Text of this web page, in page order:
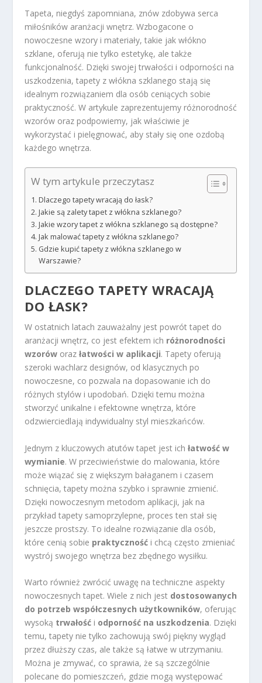
Tapeta, niegdyś zapomniana, znów zdobywa serca
miłośników aranżacji wnętrz. Wzbogacone o
nowoczesne wzory i materiały, takie jak włókno
szklane, oferują nie tylko estetykę, ale także
funkcjonalność. Dzięki swojej trwałości i odporności na
uszkodzenia, tapety z włókna szklanego stają się
idealnym rozwiązaniem dla osób ceniących sobie
praktyczność. W artykule zaprezentujemy różnorodność
wzorów oraz podpowiemy, jak właściwie je
wykorzystać i pielęgnować, aby stały się one ozdobą
każdego wnętrza.
W tym artykule przeczytasz
Dlaczego tapety wracają do łask?
Jakie są zalety tapet z włókna szklanego?
Jakie wzory tapet z włókna szklanego są dostępne?
Jak malować tapety z włókna szklanego?
Gdzie kupić tapety z włókna szklanego w
Warszawie?
DLACZEGO TAPETY WRACAJĄ
DO ŁASK?
W ostatnich latach zauważalny jest powrót tapet do
aranżacji wnętrz, co jest efektem ich różnorodności
wzorów orazłatwości w aplikacji. Tapety oferują
szeroki wachlarz designów, od klasycznych po
nowoczesne, co pozwala na dopasowanie ich do
różnych stylów i upodobań. Dzięki temu można
stworzyć unikalne i efektowne wnętrza, które
odzwierciedlają indywidualny styl mieszkańców.
Jednym z kluczowych atutów tapet jest ichłatwość w
wymianie. W przeciwieństwie do malowania, które
może wiązać się z większym bałaganem i czasem
schnięcia, tapety można szybko i sprawnie zmienić.
Dzięki nowoczesnym metodom aplikacji, jak na
przykład tapety samoprzylepne, proces ten stał się
jeszcze prostszy. To idealne rozwiązanie dla osób,
które cenią sobie praktyczność i chcą często zmieniać
wystrój swojego wnętrza bez zbędnego wysiłku.
Warto również zwrócić uwagę na techniczne aspekty
nowoczesnych tapet. Wiele z nich jest dostosowanych
do potrzeb współczesnych użytkowników, oferując
wysoką trwałość i odporność na uszkodzenia. Dzięki
temu, tapety nie tylko zachowują swój piękny wygląd
przez dłuższy czas, ale także są łatwe w utrzymaniu.
Można je zmywać, co sprawia, że są szczególnie
polecane do pomieszczeń, gdzie mogą występować